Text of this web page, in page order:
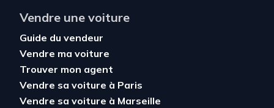
Vendre une voiture
Guide du vendeur
Vendre ma voiture
Trouver mon agent
Vendre sa voiture à Paris
Vendre sa voiture à Marseille